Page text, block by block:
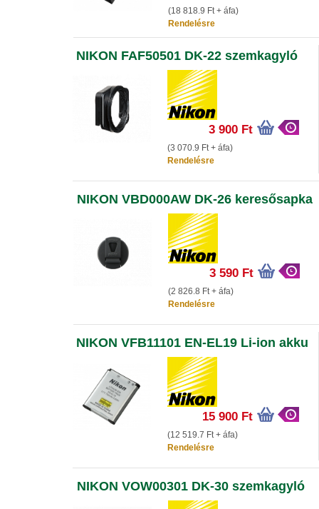
(18 818.9 Ft + áfa)
Rendelésre
NIKON FAF50501 DK-22 szemkagyló
3 900 Ft
(3 070.9 Ft + áfa)
Rendelésre
NIKON VBD000AW DK-26 keresősapka
3 590 Ft
(2 826.8 Ft + áfa)
Rendelésre
NIKON VFB11101 EN-EL19 Li-ion akku
15 900 Ft
(12 519.7 Ft + áfa)
Rendelésre
NIKON VOW00301 DK-30 szemkagyló